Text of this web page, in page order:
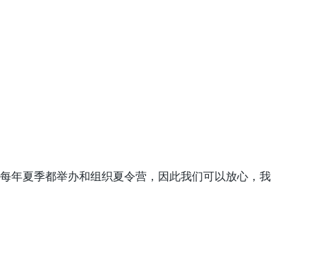
年夏季都举办和组织夏令营，因此我们可以放心，我